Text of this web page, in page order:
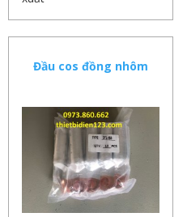
Đầu cos đồng nhôm